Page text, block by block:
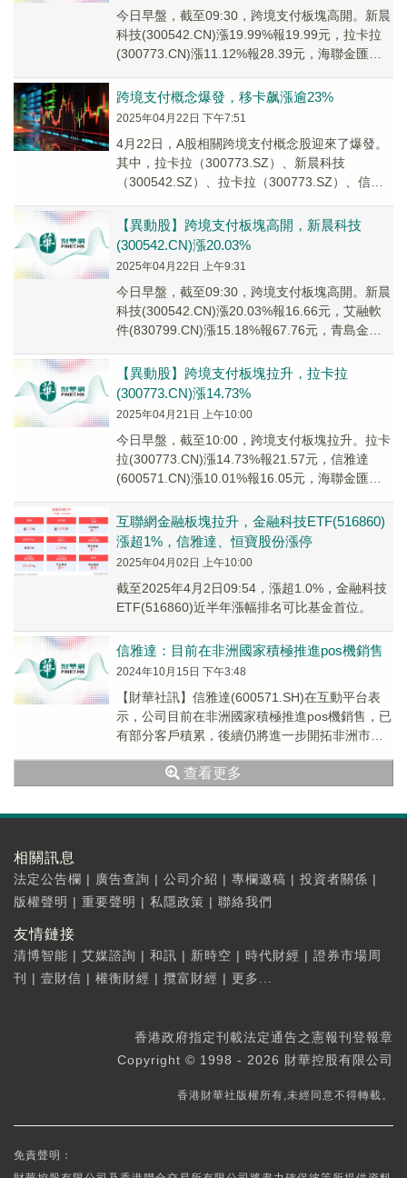
今日早盤，截至09:30，跨境支付板塊高開。新晨
科技(300542.CN)漲19.99%報19.99元，拉卡拉
(300773.CN)漲11.12%報28.39元，海聯金匯
跨境支付概念爆發，移卡飙漲逾23%
2025年04月22日 下午7:51
4月22日，A股相關跨境支付概念股迎來了爆發。
其中，拉卡拉（300773.SZ）、新晨科技
（300542.SZ）、拉卡拉（300773.SZ）、信雅
【異動股】跨境支付板塊高開，新晨科技
(300542.CN)漲20.03%
2025年04月22日 上午9:31
今日早盤，截至09:30，跨境支付板塊高開。新晨
科技(300542.CN)漲20.03%報16.66元，艾融軟
件(830799.CN)漲15.18%報67.76元，青島金王
【異動股】跨境支付板塊拉升，拉卡拉
(300773.CN)漲14.73%
2025年04月21日 上午10:00
今日早盤，截至10:00，跨境支付板塊拉升。拉卡
拉(300773.CN)漲14.73%報21.57元，信雅達
(600571.CN)漲10.01%報16.05元，海聯金匯
互聯網金融板塊拉升，金融科技ETF(516860)
漲超1%，信雅達、恒寶股份漲停
2025年04月02日 上午10:00
截至2025年4月2日09:54，漲超1.0%，金融科技
ETF(516860)近半年漲幅排名可比基金首位。
信雅達：目前在非洲國家積極推進pos機銷售
2024年10月15日 下午3:48
【財華社訊】信雅達(600571.SH)在互動平台表
示，公司目前在非洲國家積極推進pos機銷售，已
有部分客戶積累，後續仍將進一步開拓非洲市
查看更多
相關訊息
法定公告欄 | 廣告查詢 | 公司介紹 | 專欄邀稿 | 投資者關係 |
版權聲明 | 重要聲明 | 私隱政策 | 聯絡我們
友情鏈接
清博智能 | 艾媒諮詢 | 和訊 | 新時空 | 時代財經 | 證券市場周
刊
| 壹財信 | 權衡財經 | 攬富財經 | 更多...
香港政府指定刊載法定通告之憲報刊登報章
Copyright © 1998 - 2026 財華控股有限公司
香港財華社版權所有,未經同意不得轉載。
免責聲明：